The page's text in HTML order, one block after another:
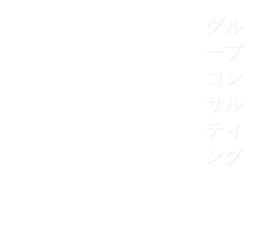
グル
ープ
コン
サル
ティ
ング